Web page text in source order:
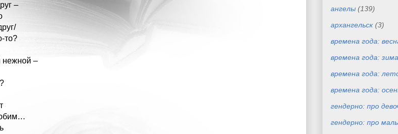
–
то?
нежной –
ангелы (139)
архангельск (3)
времена года:
времена года: зима
времена года:
времена года:
гендерно: про
гендерно: про